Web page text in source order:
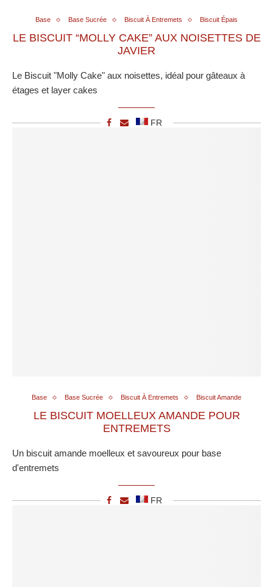
Base Base Sucrée Biscuit À Entremets Biscuit Épais
LE BISCUIT “MOLLY CAKE” AUX NOISETTES DE
JAVIER
Le Biscuit "Molly Cake" aux noisettes, idéal pour gâteaux à
étages et layer cakes
FR
Base Base Sucrée Biscuit À Entremets Biscuit Amande
LE BISCUIT MOELLEUX AMANDE POUR
ENTREMETS
Un biscuit amande moelleux et savoureux pour base
d'entremets
FR